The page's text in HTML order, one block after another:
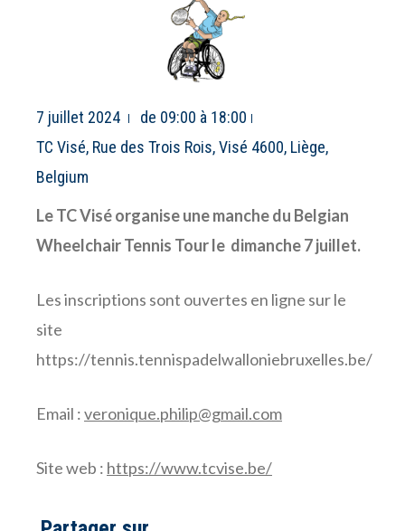
7 juillet 2024
de 09:00 à 18:00
TC Visé, Rue des Trois Rois, Visé 4600, Liège,
Belgium
Le TC Visé organise une manche du Belgian
Wheelchair Tennis Tour le dimanche 7 juillet.
Les inscriptions sont ouvertes en ligne sur le
site
https://tennis.tennispadelwalloniebruxelles.be/
Email :veronique.philip@gmail.com
Site web : https://www.tcvise.be/